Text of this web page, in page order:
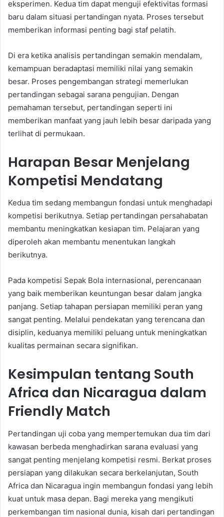
eksperimen. Kedua tim dapat menguji efektivitas formasi
baru dalam situasi pertandingan nyata. Proses tersebut
memberikan informasi penting bagi staf pelatih.
Di era ketika analisis pertandingan semakin mendalam,
kemampuan beradaptasi memiliki nilai yang semakin
besar. Proses pengembangan strategi memerlukan
pertandingan sebagai sarana pengujian. Dengan
pemahaman tersebut, pertandingan seperti ini
memberikan manfaat yang jauh lebih besar daripada yang
terlihat di permukaan.
Harapan Besar Menjelang
Kompetisi Mendatang
Kedua tim sedang membangun fondasi untuk menghadapi
kompetisi berikutnya. Setiap pertandingan persahabatan
membantu meningkatkan kesiapan tim. Pelajaran yang
diperoleh akan membantu menentukan langkah
berikutnya.
Pada kompetisi Sepak Bola internasional, perencanaan
yang baik memberikan keuntungan besar dalam jangka
panjang. Setiap tahapan persiapan memiliki peran yang
sangat penting. Melalui pendekatan yang terencana dan
disiplin, keduanya memiliki peluang untuk meningkatkan
kualitas permainan secara signifikan.
Kesimpulan tentang South
Africa dan Nicaragua dalam
Friendly Match
Pertandingan uji coba yang mempertemukan dua tim dari
kawasan berbeda menghadirkan sarana evaluasi yang
sangat penting menjelang kompetisi resmi. Berkat proses
persiapan yang dilakukan secara berkelanjutan, South
Africa dan Nicaragua ingin membangun fondasi yang lebih
kuat untuk masa depan. Bagi mereka yang mengikuti
perkembangan tim nasional dunia, kisah dari pertandingan